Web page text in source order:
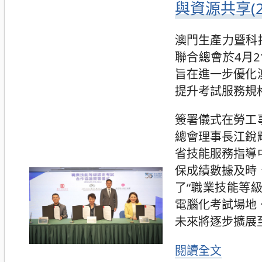
與資源共享
澳門生產力暨
聯合總會於4月
旨在進一步優化
提升考試服務規
簽署儀式在勞
總會理事長江銳
省技能服務指
保成績數據及時
了“職業技能等
電腦化考試場地
未來將逐步擴展
閱讀全文